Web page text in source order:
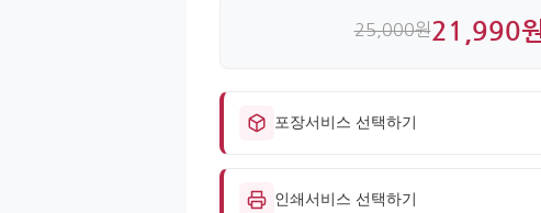
25,000원21,990원
포장서비스 선택하기
인쇄서비스 선택하기